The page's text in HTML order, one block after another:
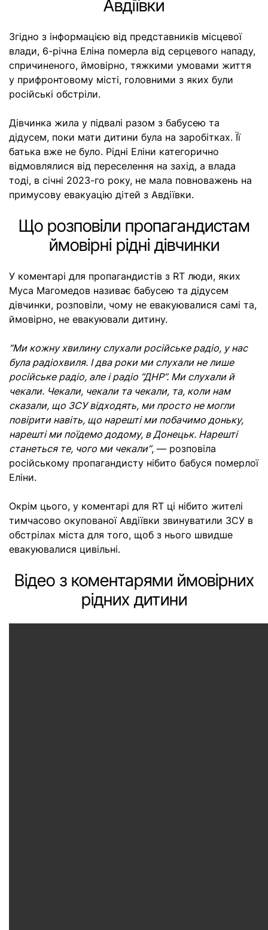
Авдіївки
Згідно з інформацією від представників місцевої
влади, 6-річна Еліна померла від серцевого нападу,
спричиненого, ймовірно, тяжкими умовами життя
у прифронтовому місті, головними з яких були
російські обстріли.
Дівчинка жила у підвалі разом з бабусею та
дідусем, поки мати дитини була на заробітках. Її
батька вже не було. Рідні Еліни категорично
відмовлялися від переселення на захід, а влада
тоді, в січні 2023-го року, не мала повноважень на
примусову евакуацію дітей з Авдіївки.
Що розповіли пропагандистам
ймовірні рідні дівчинки
У коментарі для пропагандистів з RT люди, яких
Муса Магомедов називає бабусею та дідусем
дівчинки, розповіли, чому не евакуювалися самі та,
ймовірно, не евакуювали дитину.
“Ми кожну хвилину слухали російське радіо, у нас
була радіохвиля. І два роки ми слухали не лише
російське радіо, але і радіо “ДНР”. Ми слухали й
чекали. Чекали, чекали та чекали, та, коли нам
сказали, що ЗСУ відходять, ми просто не могли
повірити навіть, що нарешті ми побачимо доньку,
нарешті ми поїдемо додому, в Донецьк. Нарешті
станеться те, чого ми чекали”, — розповіла
російському пропагандисту нібито бабуся померлої
Еліни.
Окрім цього, у коментарі для RT ці нібито жителі
тимчасово окупованої Авдіївки звинуватили ЗСУ в
обстрілах міста для того, щоб з нього швидше
евакуювалися цивільні.
Відео з коментарями ймовірних
рідних дитини